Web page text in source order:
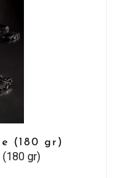
(180 gr)
gr)